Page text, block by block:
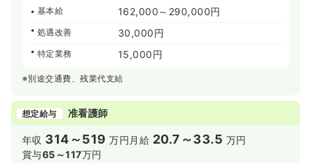
基本給 162,000～290,000円
処遇改善 30,000円
特定業務 15,000円
※別途交通費、残業代支給
想定給与 准看護師
年収 314～519 万円 月給 20.7～33.5 万円
賞与65～117万円